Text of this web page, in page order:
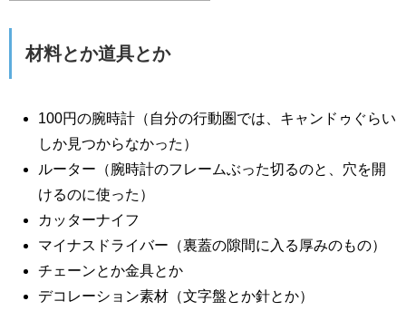
材料とか道具とか
100円の腕時計（自分の行動圏では、キャンドゥぐらい
しか見つからなかった）
ルーター（腕時計のフレームぶった切るのと、穴を開
けるのに使った）
カッターナイフ
マイナスドライバー（裏蓋の隙間に入る厚みのもの）
チェーンとか金具とか
デコレーション素材（文字盤とか針とか）